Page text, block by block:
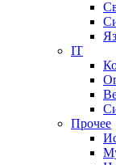
IT
Прочее